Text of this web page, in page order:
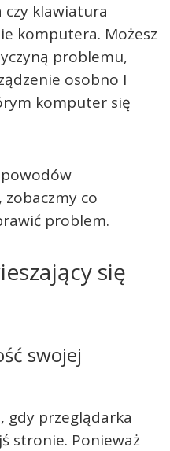
czy klawiatura
komputera. Możesz
problemu,
osobno I
komputer się
co
problem.
się
swojej
gdy przeglądarka
stronie. Ponieważ